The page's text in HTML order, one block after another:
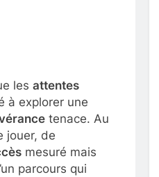
les attentes
à explorer une
tenace. Au
jouer, de
mesuré mais
parcours qui